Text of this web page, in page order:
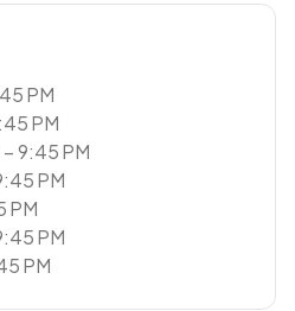
PM
PM
9:45 PM
PM
PM
PM
PM